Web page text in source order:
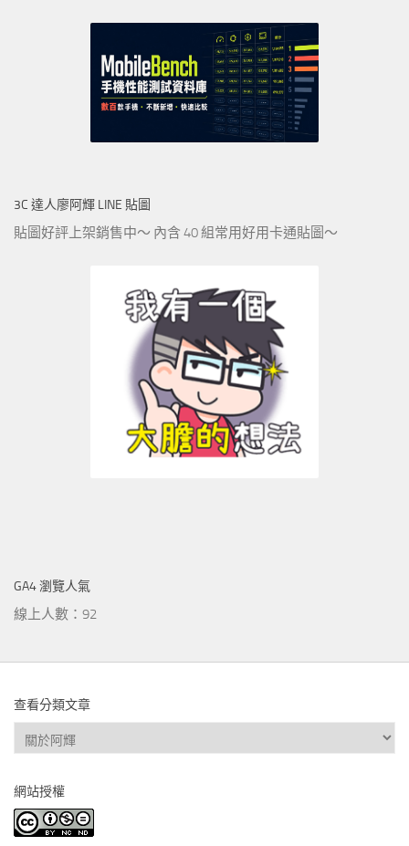
3C 達人廖阿輝 LINE 貼圖
貼圖好評上架銷售中～ 內含 40 組常用好用卡通貼圖～
GA4 瀏覽人氣
線上人數：92
查看分類文章
查
看
類
文
章
網站授權